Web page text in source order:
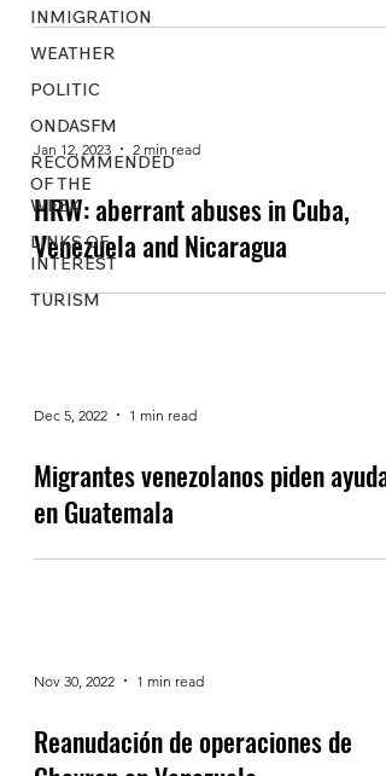
INMIGRATION
WEATHER
POLITIC
ONDASFM
RECOMMENDED
OF THE
WEEK
LINKS OF
INTEREST
TURISM
Jan 12, 2023 2 min read
HRW: aberrant abuses in Cuba,
Venezuela and Nicaragua
Dec 5, 2022 1 min read
Migrantes venezolanos piden ayuda
en Guatemala
Nov 30, 2022 1 min read
Reanudación de operaciones de